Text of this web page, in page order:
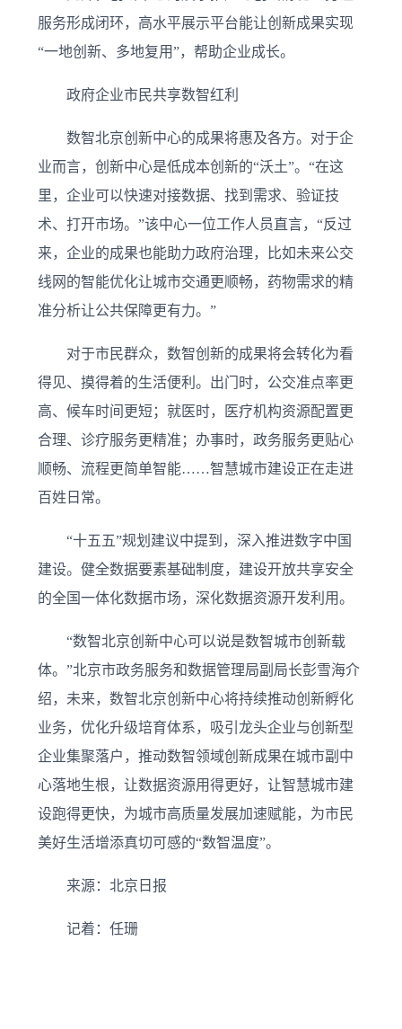
服务形成闭环，高水平展示平台能让创新成果实现
“一地创新、多地复用”，帮助企业成长。
政府企业市民共享数智红利
数智北京创新中心的成果将惠及各方。对于企
业而言，创新中心是低成本创新的“沃土”。“在这
里，企业可以快速对接数据、找到需求、验证技
术、打开市场。”该中心一位工作人员直言，“反过
来，企业的成果也能助力政府治理，比如未来公交
线网的智能优化让城市交通更顺畅，药物需求的精
准分析让公共保障更有力。”
对于市民群众，数智创新的成果将会转化为看
得见、摸得着的生活便利。出门时，公交准点率更
高、候车时间更短；就医时，医疗机构资源配置更
合理、诊疗服务更精准；办事时，政务服务更贴心
顺畅、流程更简单智能……智慧城市建设正在走进
百姓日常。
“十五五”规划建议中提到，深入推进数字中国
建设。健全数据要素基础制度，建设开放共享安全
的全国一体化数据市场，深化数据资源开发利用。
“数智北京创新中心可以说是数智城市创新载
体。”北京市政务服务和数据管理局副局长彭雪海介
绍，未来，数智北京创新中心将持续推动创新孵化
业务，优化升级培育体系，吸引龙头企业与创新型
企业集聚落户，推动数智领域创新成果在城市副中
心落地生根，让数据资源用得更好，让智慧城市建
设跑得更快，为城市高质量发展加速赋能，为市民
美好生活增添真切可感的“数智温度”。
来源：北京日报
记着：任珊